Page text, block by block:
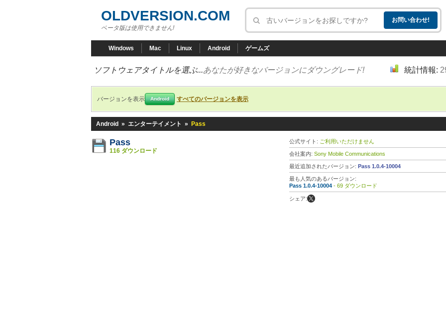
OLDVERSION.COM
ベータ版は使用できません!
Windows Mac Linux Android ゲームズ
ソフトウェアタイトルを選ぶ...あなたが好きなバージョンにダウングレード! 統計情報:
バージョンを表示 Android すべてのバージョンを表示
Android » エンターテイメント » Pass
Pass
116 ダウンロード
公式サイト: ご利用いただけません
会社案内: Sony Mobile Communications
最近追加されたバージョン: Pass 1.0.4-10004
最も人気のあるバージョン:
Pass 1.0.4-10004 - 69 ダウンロード
シェア: